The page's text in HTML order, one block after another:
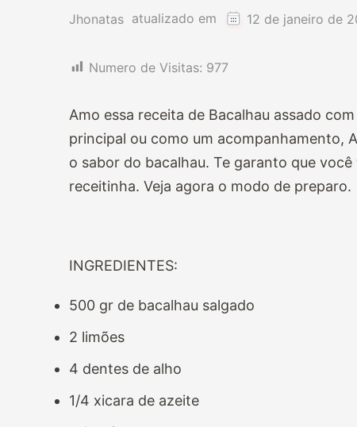
Jhonatas atualizado em 12 de janeiro de
Numero de Visitas: 977
Amo essa receita de Bacalhau assado
principal ou como um acompanhamento,
o sabor do bacalhau. Te garanto que
receitinha. Veja agora o modo de preparo.
INGREDIENTES:
500 gr de bacalhau salgado
2 limões
4 dentes de alho
1/4 xicara de azeite